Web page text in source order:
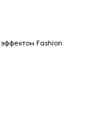
Fashion